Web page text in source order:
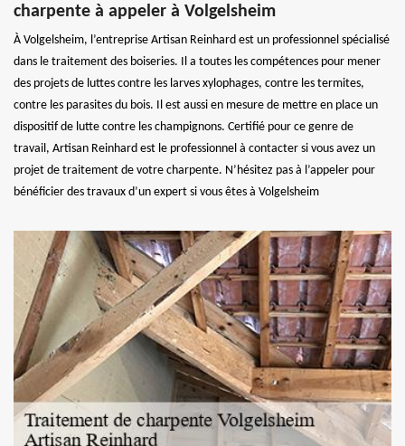
charpente à appeler à Volgelsheim
À Volgelsheim, l’entreprise Artisan Reinhard est un professionnel spécialisé
dans le traitement des boiseries. Il a toutes les compétences pour mener
des projets de luttes contre les larves xylophages, contre les termites,
contre les parasites du bois. Il est aussi en mesure de mettre en place un
dispositif de lutte contre les champignons. Certifié pour ce genre de
travail, Artisan Reinhard est le professionnel à contacter si vous avez un
projet de traitement de votre charpente. N’hésitez pas à l’appeler pour
bénéficier des travaux d’un expert si vous êtes à Volgelsheim